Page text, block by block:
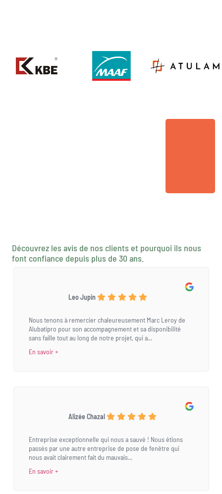
Découvrez les avis de nos clients et pourquoi ils nous
font confiance depuis plus de 30 ans.
Leo Jupin
Nous tenons à remercier chaleureusement Marc Leroy de
Alubatipro pour son accompagnement et sa disponibilité
sans faille tout au long de notre projet, qui a...
En savoir +
Alizée Chazal
Entreprise exceptionnelle qui nous a sauvé ! Nous étions
passés par une autre entreprise de pose de fenêtre qui
nous avait clairement fait du mauvais...
En savoir +